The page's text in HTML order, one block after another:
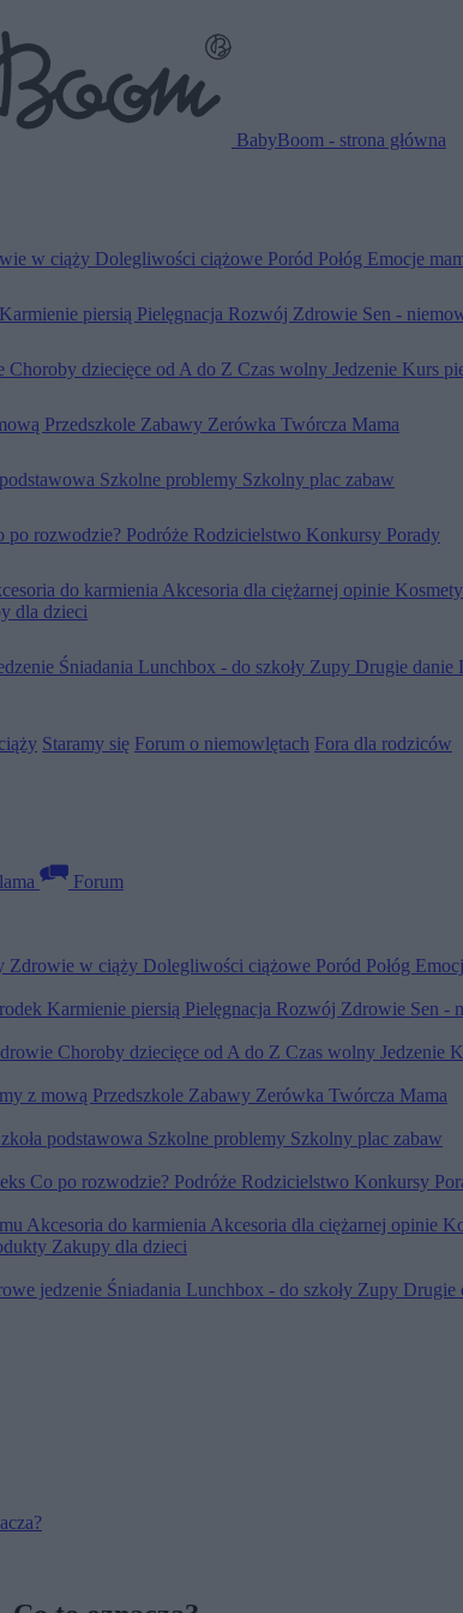
BabyBoom - strona główna
w ciąży Dolegliwości ciążowe Poród Połóg Emocje
Karmienie piersią Pielęgnacja Rozwój Zdrowie Sen -
Choroby dziecięce od A do Z Czas wolny Jedzenie Kurs
Przedszkole Zabawy Zerówka Twórcza Mama
Szkolne problemy Szkolny plac zabaw
po rozwodzie? Podróże Rodzicielstwo Konkursy Porady
do karmienia Akcesoria dla ciężarnej opinie
dla dzieci
Śniadania Lunchbox - do szkoły Zupy Drugie danie
Staramy się Forum o niemowlętach Fora dla rodziców
Forum
Zdrowie w ciąży Dolegliwości ciążowe Poród Połóg
Karmienie piersią Pielęgnacja Rozwój Zdrowie Sen -
Choroby dziecięce od A do Z Czas wolny Jedzenie
z mową Przedszkole Zabawy Zerówka Twórcza Mama
podstawowa Szkolne problemy Szkolny plac zabaw
Co po rozwodzie? Podróże Rodzicielstwo Konkursy
Akcesoria do karmieniaAkcesoria dla ciężarnej opinie
Zakupy dla dzieci
jedzenie Śniadania Lunchbox - do szkoły Zupy Drugie